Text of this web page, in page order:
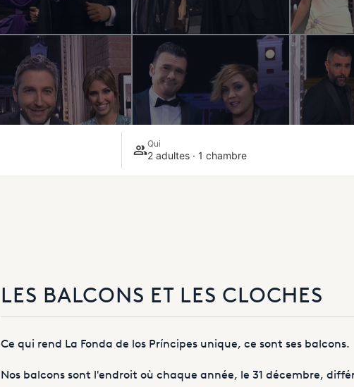
Qui
2 adultes · 1 chambre
LES BALCONS ET LES CLOCHES
Ce qui rend La Fonda de los Príncipes unique, ce sont ses balcons.
Nos balcons sont l'endroit où chaque année, le 31 décembre,